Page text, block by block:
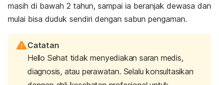
masih di bawah 2 tahun, sampai ia beranjak dewasa dan
mulai bisa duduk sendiri dengan sabun pengaman.
Catatan
Hello Sehat tidak menyediakan saran medis,
diagnosis, atau perawatan. Selalu konsultasikan